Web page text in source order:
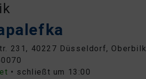
231, 40227 Düsseldorf, Oberbilk
• schließt um 13:00